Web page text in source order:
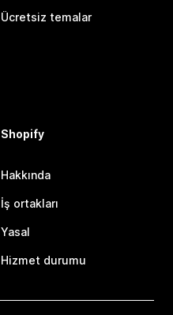
Ücretsiz temalar
Shopify
Hakkında
İş ortakları
Yasal
Hizmet durumu